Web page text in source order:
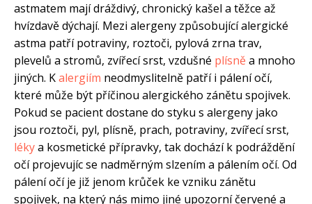
astmatem mají dráždivý, chronický kašel a těžce až
hvízdavě dýchají. Mezi alergeny způsobující alergické
astma patří potraviny, roztoči, pylová zrna trav,
plevelů a stromů, zvířecí srst, vzdušné plísněa mnoho
jiných. Kalergiím neodmyslitelně patří i pálení očí,
které může být příčinou alergického zánětu spojivek.
Pokud se pacient dostane do styku s alergeny jako
jsou roztoči, pyl, plísně, prach, potraviny, zvířecí srst,
lékya kosmetické přípravky, tak dochází k podráždění
očí projevujíc se nadměrným slzením a pálením očí. Od
pálení očí je již jenom krůček ke vzniku zánětu
spojivek, na který nás mimo jiné upozorní červené a